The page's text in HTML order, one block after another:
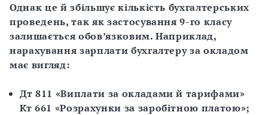
Однак це й збільшує кількість бухгалтерських
проведень, так як застосування 9-го класу
залишається обов’язковим. Наприклад,
нарахування зарплати бухгалтеру за окладом
має вигляд:
Дт 811 «Виплати за окладами й тарифами»
Кт 661 «Розрахунки за заробітною платою»;